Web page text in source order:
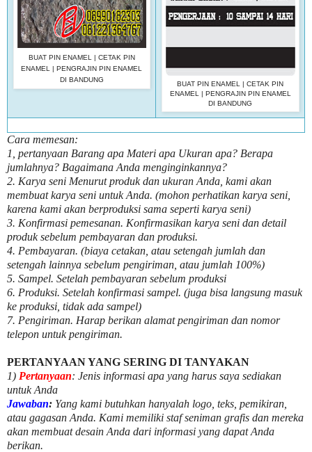
BUAT PIN ENAMEL | CETAK PIN
ENAMEL | PENGRAJIN PIN ENAMEL
DI BANDUNG
BUAT PIN ENAMEL | CETAK PIN
ENAMEL | PENGRAJIN PIN ENAMEL
DI BANDUNG
Cara memesan:
1, pertanyaan Barang apa Materi apa Ukuran apa? Berapa
jumlahnya? Bagaimana Anda menginginkannya?
2. Karya seni Menurut produk dan ukuran Anda, kami akan
membuat karya seni untuk Anda. (mohon perhatikan karya seni,
karena kami akan berproduksi sama seperti karya seni)
3. Konfirmasi pemesanan. Konfirmasikan karya seni dan detail
produk sebelum pembayaran dan produksi.
4. Pembayaran. (biaya cetakan, atau setengah jumlah dan
setengah lainnya sebelum pengiriman, atau jumlah 100%)
5. Sampel. Setelah pembayaran sebelum produksi
6. Produksi. Setelah konfirmasi sampel. (juga bisa langsung masuk
ke produksi, tidak ada sampel)
7. Pengiriman. Harap berikan alamat pengiriman dan nomor
telepon untuk pengiriman.
PERTANYAAN YANG SERING DI TANYAKAN
1) Pertanyaan: Jenis informasi apa yang harus saya sediakan
untuk Anda
Jawaban: Yang kami butuhkan hanyalah logo, teks, pemikiran,
atau gagasan Anda. Kami memiliki staf seniman grafis dan mereka
akan membuat desain Anda dari informasi yang dapat Anda
berikan.